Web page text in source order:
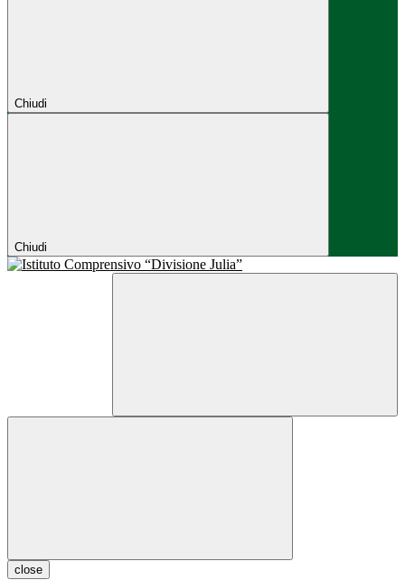
Chiudi
Chiudi
close